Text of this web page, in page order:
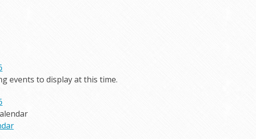
events to display at this time.